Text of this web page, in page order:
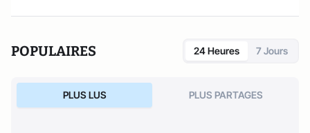
POPULAIRES 24 Heures 7 Jours
PLUS LUS PLUS PARTAGES